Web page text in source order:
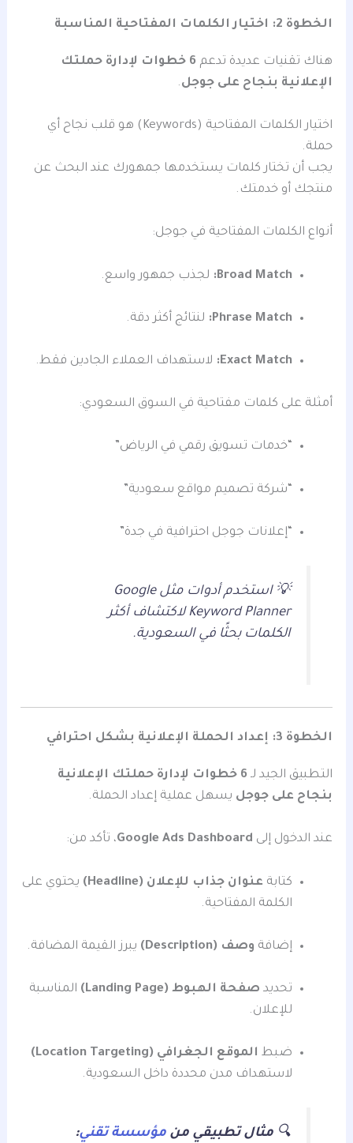
الخطوة 2: اختيار الكلمات المفتاحية المناسبة
هناك تقنيات عديدة تدعم
6 خطوات لإدارة حملتك
الإعلانية بنجاح على جوجل.
اختيار الكلمات المفتاحية (Keywords) هو قلب نجاح أي
حملة.
يجب أن تختار كلمات يستخدمها جمهورك عند البحث عن
منتجك أو خدمتك.
أنواع الكلمات المفتاحية في جوجل:
Broad Match: لجذب جمهور واسع.
Phrase Match: لنتائج أكثر دقة.
Exact Match: لاستهداف العملاء الجادين فقط.
أمثلة على كلمات مفتاحية في السوق السعودي:
“خدمات تسويق رقمي في الرياض”
“شركة تصميم مواقع سعودية”
“إعلانات جوجل احترافية في جدة”
💡 استخدم أدوات مثل Google
Keyword Planner لاكتشاف أكثر
الكلمات بحثًا في السعودية.
الخطوة 3: إعداد الحملة الإعلانية بشكل احترافي
التطبيق الجيد لـ
6 خطوات لإدارة حملتك الإعلانية
بنجاح على جوجل يسهل عملية إعداد الحملة.
عند الدخول إلى Google Ads Dashboard، تأكد من:
كتابة عنوان جذاب للإعلان (Headline)
يحتوي على
الكلمة المفتاحية.
إضافة وصف (Description) يبرز القيمة المضافة.
تحديد صفحة الهبوط (Landing Page)
المناسبة
للإعلان.
ضبط الموقع الجغرافي (Location Targeting)
لاستهداف مدن محددة داخل السعودية.
🔍مثال تطبيقي من مؤسسة تقني: